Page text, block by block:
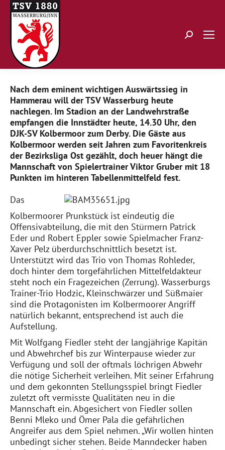
Search:
Nach dem eminent wichtigen Auswärtssieg in
Hammerau will der TSV Wasserburg heute
nachlegen. Im Stadion an der Landwehrstraße
empfangen die Innstädter heute, 14.30 Uhr, den
DJK-SV Kolbermoor zum Derby. Die Gäste aus
Kolbermoor werden seit Jahren zum Favoritenkreis
der Bezirksliga Ost gezählt, doch heuer hängt die
Mannschaft von Spielertrainer Viktor Gruber mit 18
Punkten im hinteren Tabellenmittelfeld fest.
Das
Kolbermoorer Prunkstück ist eindeutig die
Offensivabteilung, die mit den Stürmern Patrick
Eder und Robert Eppler sowie Spielmacher Franz-
Xaver Pelz überdurchschnittlich besetzt ist.
Unterstützt wird das Trio von Thomas Rohleder,
doch hinter dem torgefährlichen Mittelfeldakteur
steht noch ein Fragezeichen (Zerrung). Wasserburgs
Trainer-Trio Hodzic, Kleinschwärzer und Süßmaier
sind die Protagonisten im Kolbermoorer Angriff
natürlich bekannt, entsprechend ist auch die
Aufstellung.
Mit Wolfgang Fiedler steht der langjährige Kapitän
und Abwehrchef bis zur Winterpause wieder zur
Verfügung und soll der oftmals löchrigen Abwehr
die nötige Sicherheit verleihen. Mit seiner Erfahrung
und dem gekonnten Stellungsspiel bringt Fiedler
zuletzt oft vermisste Qualitäten neu in die
Mannschaft ein. Abgesichert von Fiedler sollen
Benni Mleko und Ömer Pala die gefährlichen
Angreifer aus dem Spiel nehmen. „Wir wollen hinten
unbedingt sicher stehen. Beide Manndecker haben